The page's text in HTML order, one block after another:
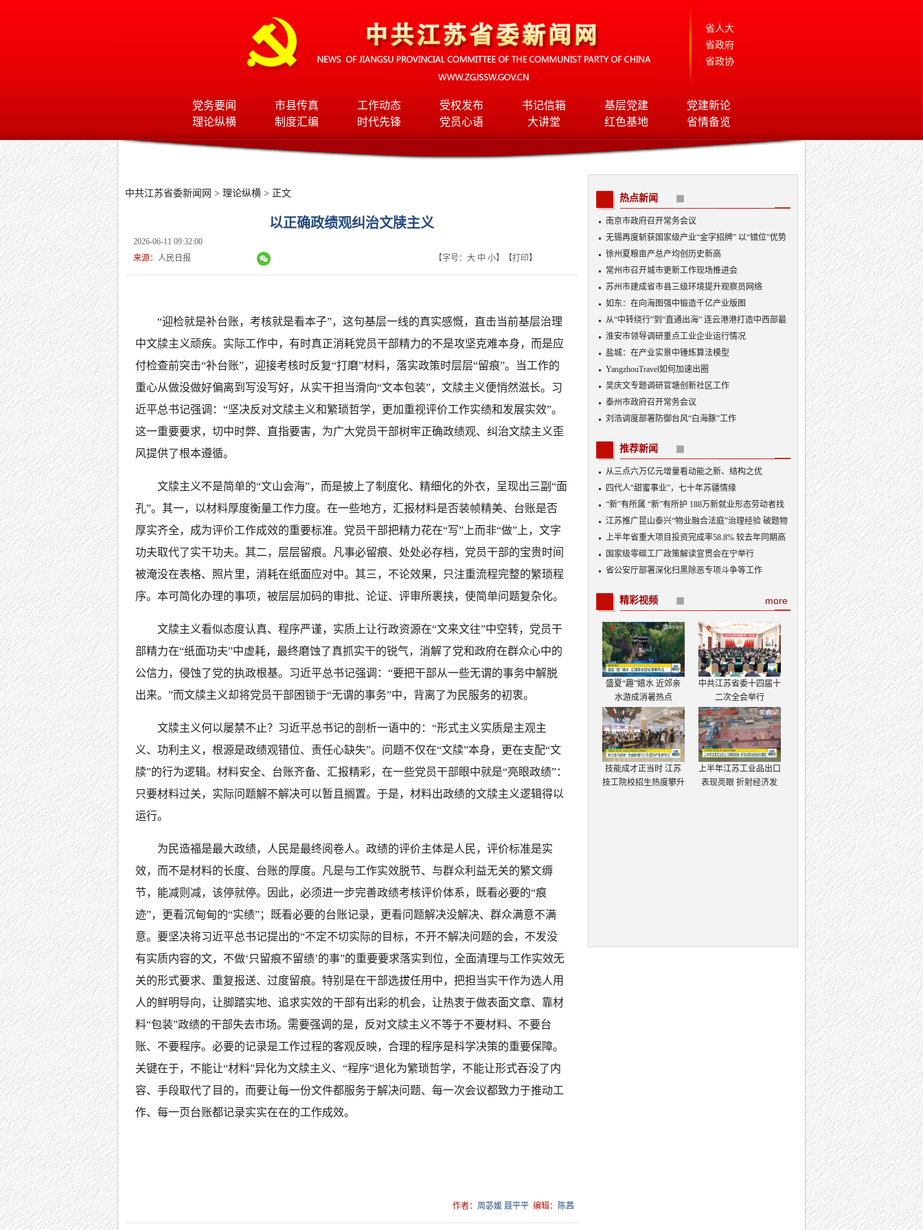
省人大
省政府
省政协
党务要闻 市县传真 工作动态 受权发布 书记信箱 基层党建
党建新论
理论纵横
制度汇编 时代先锋 党员心语 大讲堂 红色基地 省情备览
中共江苏省委新闻网 > 理论纵横 > 正文
以正确政绩观纠治文牍主义
2026-06-11 09:32:00
来源： 人民日报 【字号： 大 中 小】【打印】
“迎检就是补台账，考核就是看本子”，这句基层一线的真实感慨，直击当前基层治理
中文牍主义顽疾。实际工作中，有时真正消耗党员干部精力的不是攻坚克难本身，而是应
付检查前突击“补台账”，迎接考核时反复“打磨”材料，落实政策时层层“留痕”。当工作的
重心从做没做好偏离到写没写好，从实干担当滑向“文本包装”，文牍主义便悄然滋长。习
近平总书记强调：“坚决反对文牍主义和繁琐哲学，更加重视评价工作实绩和发展实效”。
这一重要要求，切中时弊、直指要害，为广大党员干部树牢正确政绩观、纠治文牍主义歪
风提供了根本遵循。
文牍主义不是简单的“文山会海”，而是披上了制度化、精细化的外衣，呈现出三副“面
孔”。其一，以材料厚度衡量工作力度。在一些地方，汇报材料是否装帧精美、台账是否
厚实齐全，成为评价工作成效的重要标准。党员干部把精力花在“写”上而非“做”上，文字
功夫取代了实干功夫。其二，层层留痕。凡事必留痕、处处必存档，党员干部的宝贵时间
被淹没在表格、照片里，消耗在纸面应对中。其三，不论效果，只注重流程完整的繁琐程
序。本可简化办理的事项，被层层加码的审批、论证、评审所裹挟，使简单问题复杂化。
文牍主义看似态度认真、程序严谨，实质上让行政资源在“文来文往”中空转，党员干
部精力在“纸面功夫”中虚耗，最终磨蚀了真抓实干的锐气，消解了党和政府在群众心中的
公信力，侵蚀了党的执政根基。习近平总书记强调：“要把干部从一些无谓的事务中解脱
出来。”而文牍主义却将党员干部困锁于“无谓的事务”中，背离了为民服务的初衷。
文牍主义何以屡禁不止？习近平总书记的剖析一语中的：“形式主义实质是主观主
义、功利主义，根源是政绩观错位、责任心缺失”。问题不仅在“文牍”本身，更在支配“文
牍”的行为逻辑。材料安全、台账齐备、汇报精彩，在一些党员干部眼中就是“亮眼政绩”：
只要材料过关，实际问题解不解决可以暂且搁置。于是，材料出政绩的文牍主义逻辑得以
运行。
为民造福是最大政绩，人民是最终阅卷人。政绩的评价主体是人民，评价标准是实
效，而不是材料的长度、台账的厚度。凡是与工作实效脱节、与群众利益无关的繁文缛
节，能减则减，该停就停。因此，必须进一步完善政绩考核评价体系，既看必要的“痕
迹”，更看沉甸甸的“实绩”；既看必要的台账记录，更看问题解决没解决、群众满意不满
意。要坚决将习近平总书记提出的“不定不切实际的目标，不开不解决问题的会，不发没
有实质内容的文，不做‘只留痕不留绩’的事”的重要要求落实到位，全面清理与工作实效无
关的形式要求、重复报送、过度留痕。特别是在干部选拔任用中，把担当实干作为选人用
人的鲜明导向，让脚踏实地、追求实效的干部有出彩的机会，让热衷于做表面文章、靠材
料“包装”政绩的干部失去市场。需要强调的是，反对文牍主义不等于不要材料、不要台
账、不要程序。必要的记录是工作过程的客观反映，合理的程序是科学决策的重要保障。
关键在于，不能让“材料”异化为文牍主义、“程序”退化为繁琐哲学，不能让形式吞没了内
容、手段取代了目的，而要让每一份文件都服务于解决问题、每一次会议都致力于推动工
作、每一页台账都记录实实在在的工作成效。
作者： 周苾媛 聂平平 编辑： 陈茜
热点新闻
南京市政府召开常务会议
无锡再度斩获国家级产业“金字招牌” 以“错位”优势
入局AI顶层赛道
徐州夏粮亩产总产均创历史新高
常州市召开城市更新工作现场推进会
苏州市建成省市县三级环境提升观察员网络
如东：在向海图强中锻造千亿产业版图
从“中转绕行”到“直通出海” 连云港港打造中西部最
优出海口
淮安市领导调研重点工业企业运行情况
盐城：在产业实景中锤炼算法模型
YangzhouTravel如何加速出圈
吴庆文专题调研官塘创新社区工作
泰州市政府召开常务会议
刘浩调度部署防御台风“白海豚”工作
推荐新闻
从三点六万亿元增量看动能之新、结构之优
四代人“甜蜜事业”，七十年苏疆情缘
“新”有所属 “新”有所护 188万新就业形态劳动者找
到“娘家”
江苏推广昆山泰兴“物业融合法庭”治理经验 破题物
业治理“老大难”
上半年省重大项目投资完成率58.8% 较去年同期高
出3.5个百分点
国家级零碳工厂政策解读宣贯会在宁举行
省公安厅部署深化扫黑除恶专项斗争等工作
more
精彩视频
盛夏“趣”嬉水 近郊亲
水游成消暑热点
中共江苏省委十四届十
二次全会举行
技能成才正当时 江苏
技工院校招生热度攀升
上半年江苏工业品出口
表现亮眼 折射经济发